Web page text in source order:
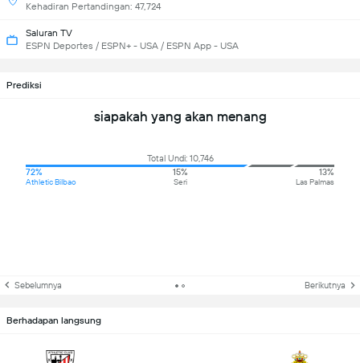
Kehadiran Pertandingan: 47,724
Saluran TV
ESPN Deportes / ESPN+ - USA / ESPN App - USA
Prediksi
siapakah yang akan menang
Total Undi: 10,746
72%
Athletic Bilbao
15%
Seri
13%
Las Palmas
Sebelumnya Berikutnya
Berhadapan langsung